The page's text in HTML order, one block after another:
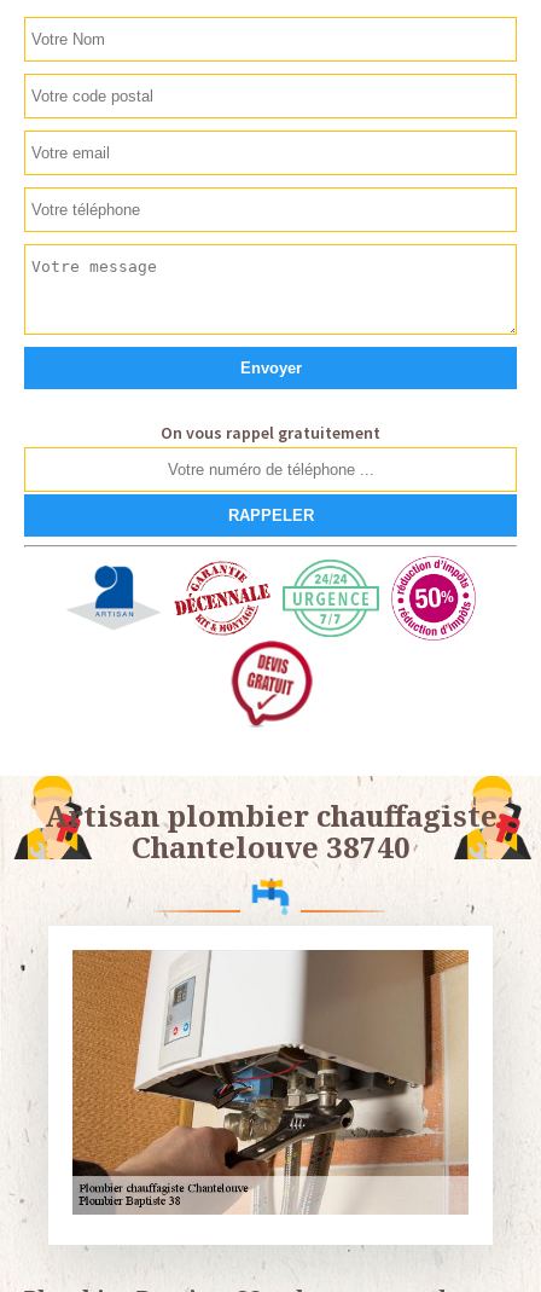
On vous rappel gratuitement
Artisan plombier chauffagiste
Chantelouve 38740